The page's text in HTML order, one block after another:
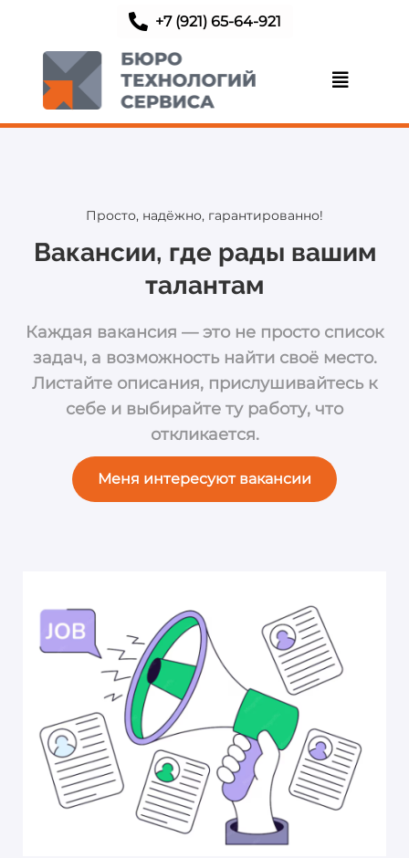
+7 (921) 65-64-921
Просто, надёжно, гарантированно!
Вакансии, где рады вашим
талантам
Каждая вакансия — это не просто список
задач, а возможность найти своё место.
Листайте описания, прислушивайтесь к
себе и выбирайте ту работу, что
откликается.
Меня интересуют вакансии